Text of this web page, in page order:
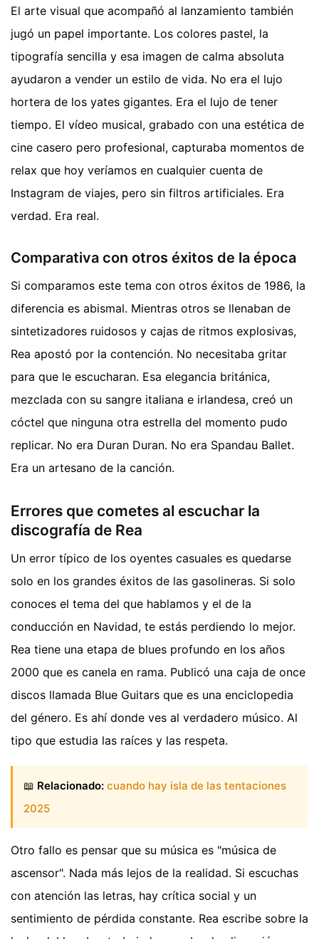
El arte visual que acompañó al lanzamiento también
jugó un papel importante. Los colores pastel, la
tipografía sencilla y esa imagen de calma absoluta
ayudaron a vender un estilo de vida. No era el lujo
hortera de los yates gigantes. Era el lujo de tener
tiempo. El vídeo musical, grabado con una estética de
cine casero pero profesional, capturaba momentos de
relax que hoy veríamos en cualquier cuenta de
Instagram de viajes, pero sin filtros artificiales. Era
verdad. Era real.
Comparativa con otros éxitos de la época
Si comparamos este tema con otros éxitos de 1986, la
diferencia es abismal. Mientras otros se llenaban de
sintetizadores ruidosos y cajas de ritmos explosivas,
Rea apostó por la contención. No necesitaba gritar
para que le escucharan. Esa elegancia británica,
mezclada con su sangre italiana e irlandesa, creó un
cóctel que ninguna otra estrella del momento pudo
replicar. No era Duran Duran. No era Spandau Ballet.
Era un artesano de la canción.
Errores que cometes al escuchar la
discografía de Rea
Un error típico de los oyentes casuales es quedarse
solo en los grandes éxitos de las gasolineras. Si solo
conoces el tema del que hablamos y el de la
conducción en Navidad, te estás perdiendo lo mejor.
Rea tiene una etapa de blues profundo en los años
2000 que es canela en rama. Publicó una caja de once
discos llamada Blue Guitars que es una enciclopedia
del género. Es ahí donde ves al verdadero músico. Al
tipo que estudia las raíces y las respeta.
📖 Relacionado: cuando hay isla de las tentaciones
2025
Otro fallo es pensar que su música es "música de
ascensor". Nada más lejos de la realidad. Si escuchas
con atención las letras, hay crítica social y un
sentimiento de pérdida constante. Rea escribe sobre la